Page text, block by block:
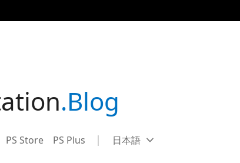
.Blog
PS Store PS Plus Select
Current
日本語